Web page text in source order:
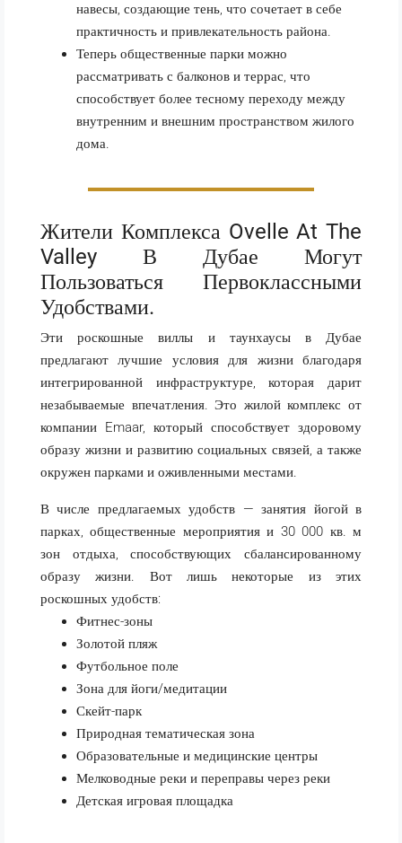
навесы, создающие тень, что сочетает в себе
практичность и привлекательность района.
Теперь общественные парки можно
рассматривать с балконов и террас, что
способствует более тесному переходу между
внутренним и внешним пространством жилого
дома.
Жители Комплекса Ovelle At The
Valley В Дубае Могут
Пользоваться Первоклассными
Удобствами.
Эти роскошные виллы и таунхаусы в Дубае
предлагают лучшие условия для жизни благодаря
интегрированной инфраструктуре, которая дарит
незабываемые впечатления. Это жилой комплекс от
компании Emaar, который способствует здоровому
образу жизни и развитию социальных связей, а также
окружен парками и оживленными местами.
В числе предлагаемых удобств — занятия йогой в
парках, общественные мероприятия и 30 000 кв. м
зон отдыха, способствующих сбалансированному
образу жизни. Вот лишь некоторые из этих
роскошных удобств:
Фитнес-зоны
Золотой пляж
Футбольное поле
Зона для йоги/медитации
Скейт-парк
Природная тематическая зона
Образовательные и медицинские центры
Мелководные реки и переправы через реки
Детская игровая площадка